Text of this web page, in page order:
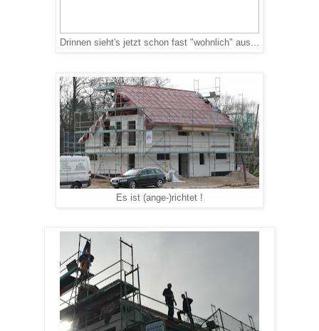
Drinnen sieht's jetzt schon fast "wohnlich" aus...
Es ist (ange-)richtet !